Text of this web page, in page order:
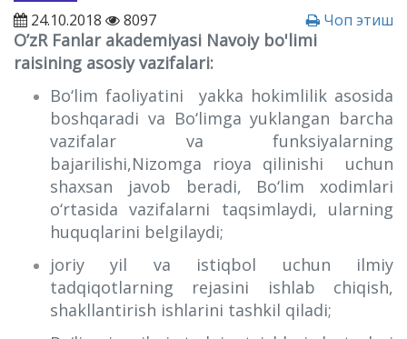
24.10.2018 8097 Чоп этиш
O’zR Fanlar akademiyasi Navoiy bo'limi
raisining asosiy vazifalari:
Bo‘lim faoliyatini yakka hokimlilik asosida
boshqaradi va Bo‘limga yuklangan barcha
vazifalar va funksiyalarning
bajarilishi,Nizomga rioya qilinishi uchun
shaxsan javob beradi, Bo‘lim xodimlari
o‘rtasida vazifalarni taqsimlaydi, ularning
huquqlarini belgilaydi;
joriy yil va istiqbol uchun ilmiy
tadqiqotlarning rejasini ishlab chiqish,
shakllantirish ishlarini tashkil qiladi;